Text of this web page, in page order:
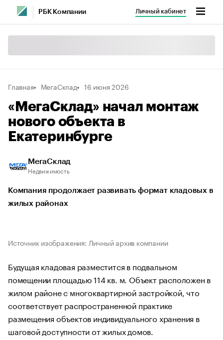
РБК Компании Личный кабинет
Главная МегаСклад 16 июня 2026
«МегаСклад» начал монтаж
нового объекта в
Екатеринбурге
МегаСклад
Недвижимость
Компания продолжает развивать формат кладовых в
жилых районах
Источник изображения: Личный архив компании
Будущая кладовая разместится в подвальном
помещении площадью 114 кв. м. Объект расположен в
жилом районе с многоквартирной застройкой, что
соответствует распространенной практике
размещения объектов индивидуального хранения в
шаговой доступности от жилых домов.